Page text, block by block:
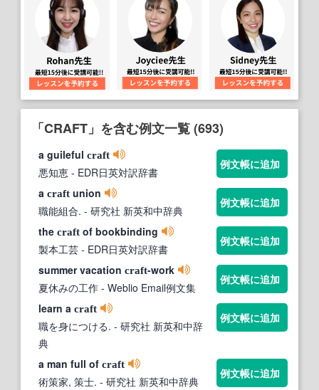
「CRAFT」を含む例文一覧 (693)
a guileful craft
悪知恵 - EDR日英対訳辞書
例文帳に追加
a craft union
職能組合. - 研究社 新英和中辞典
例文帳に追加
the craft of bookbinding
製本工芸 - EDR日英対訳辞書
例文帳に追加
summer vacation craft-work
夏休みの工作 - Weblio Email例文集
例文帳に追加
learn a craft
職を身につける. - 研究社 新英和中辞
典
例文帳に追加
a man full of craft
術策家, 策士. - 研究社 新英和中辞典
例文帳に追加